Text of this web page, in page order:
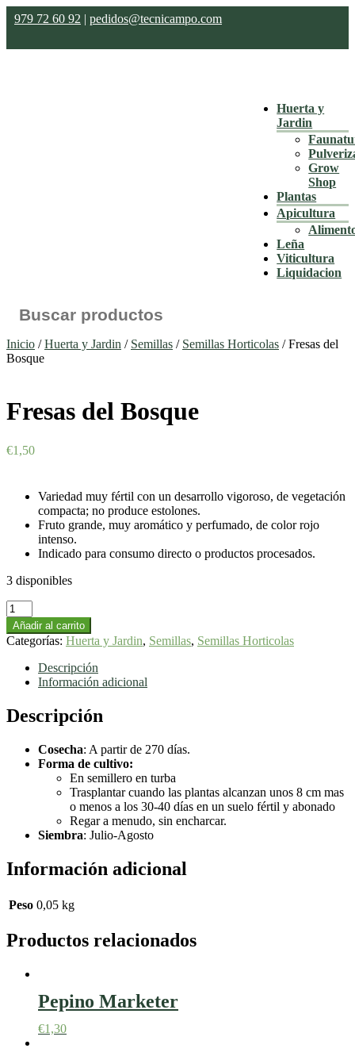
979 72 60 92 | pedidos@tecnicampo.com
Huerta y
Jardin
Grow
Shop
Plantas
Apicultura
Leña
Viticultura
Liquidacion
Inicio /Huerta y Jardin / Semillas / Semillas Horticolas / Fresas del
Bosque
Fresas del Bosque
€1,50
Variedad muy fértil con un desarrollo vigoroso, de vegetación
compacta; no produce estolones.
Fruto grande, muy aromático y perfumado, de color rojo
intenso.
Indicado para consumo directo o productos procesados.
3 disponibles
Fresas
del
Bosque
cantidad
Añadir al carrito
Categorías: Huerta y Jardin, Semillas, Semillas Horticolas
Descripción
Información adicional
Descripción
Cosecha: A partir de 270 días.
Forma de cultivo:
En semillero en turba
Trasplantar cuando las plantas alcanzan unos 8 cm mas
o menos a los 30-40 días en un suelo fértil y abonado
Regar a menudo, sin encharcar.
Siembra: Julio-Agosto
Información adicional
Peso 0,05 kg
Productos relacionados
Pepino Marketer
€1,30